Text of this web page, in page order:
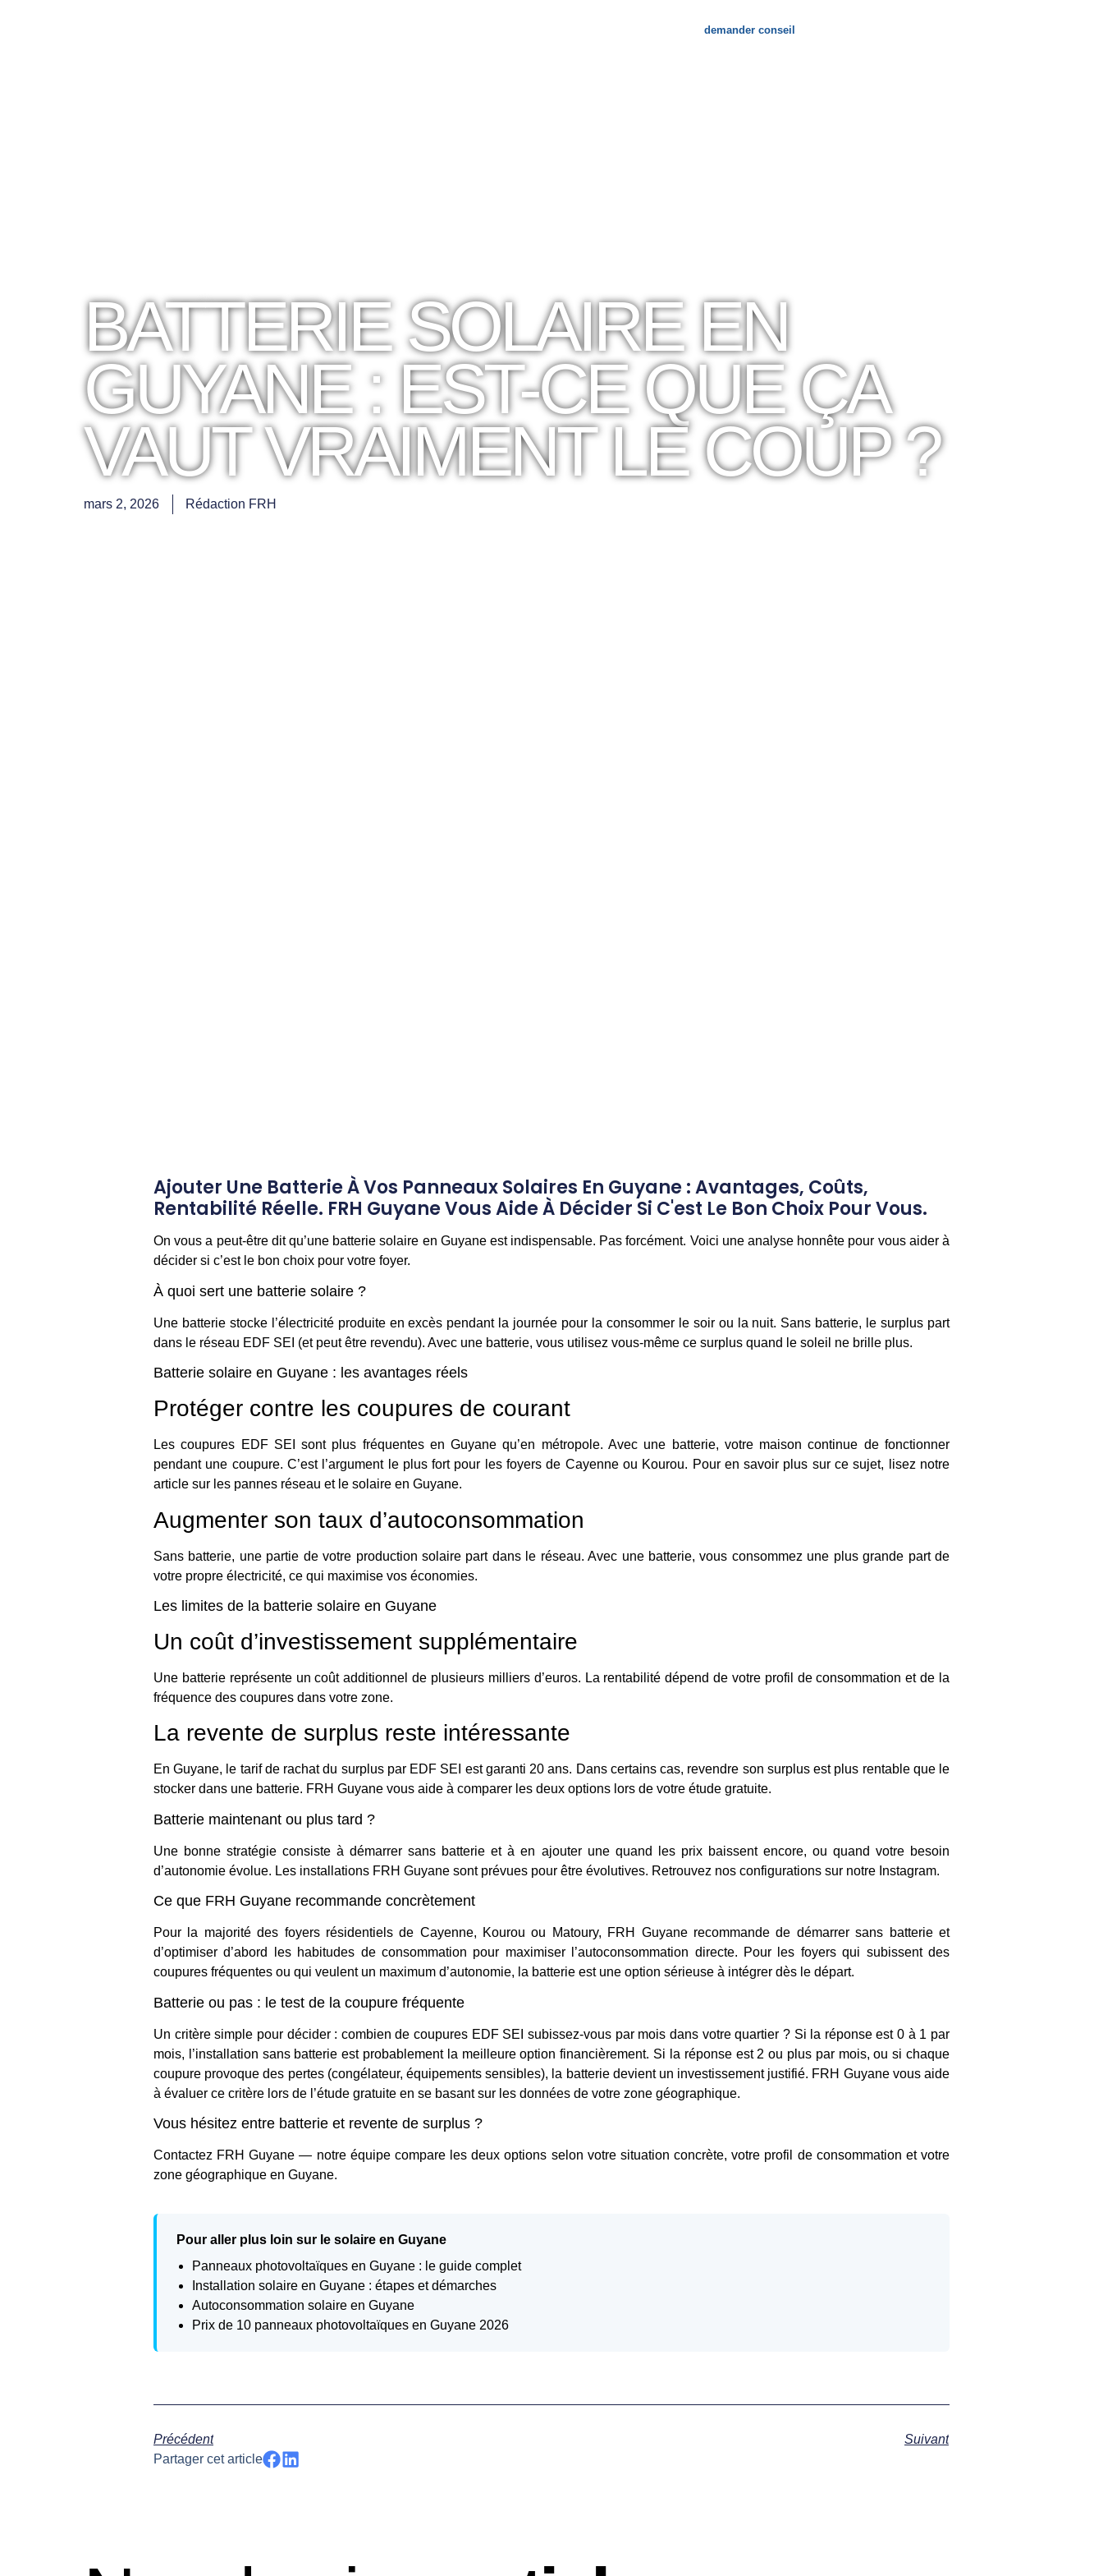
demander conseil
BATTERIE SOLAIRE EN
GUYANE : EST-CE QUE ÇA
VAUT VRAIMENT LE COUP ?
mars 2, 2026 Rédaction FRH
Ajouter Une Batterie À Vos Panneaux Solaires En Guyane : Avantages, Coûts,
Rentabilité Réelle. FRH Guyane Vous Aide À Décider Si C'est Le Bon Choix Pour Vous.
On vous a peut-être dit qu’une batterie solaire en Guyaneest indispensable. Pas forcément. Voici une analyse honnête pour vous aider à
décider si c’est le bon choix pour votre foyer.
À quoi sert une batterie solaire ?
Une batterie stocke l’électricité produite en excès pendant la journée pour la consommer le soir ou la nuit. Sans batterie, le surplus part
dans le réseau EDF SEI (et peut être revendu). Avec une batterie, vous utilisez vous-même ce surplus quand le soleil ne brille plus.
Batterie solaire en Guyane : les avantages réels
Protéger contre les coupures de courant
Les coupures EDF SEI sont plus fréquentes en Guyane qu’en métropole. Avec une batterie, votre maison continue de fonctionner
pendant une coupure. C’est l’argument le plus fort pour les foyers de Cayenne ou Kourou. Pour en savoir plus sur ce sujet, lisez notre
article sur les pannes réseau et le solaire en Guyane.
Augmenter son taux d’autoconsommation
Sans batterie, une partie de votre production solaire part dans le réseau. Avec une batterie, vous consommez une plus grande part de
votre propre électricité, ce qui maximise vos économies.
Les limites de la batterie solaire en Guyane
Un coût d’investissement supplémentaire
Une batterie représente un coût additionnel de plusieurs milliers d’euros. La rentabilité dépend de votre profil de consommation et de la
fréquence des coupures dans votre zone.
La revente de surplus reste intéressante
En Guyane, le tarif de rachat du surplus par EDF SEI est garanti 20 ans. Dans certains cas, revendre son surplus est plus rentable que le
stocker dans une batterie. FRH Guyane vous aide à comparer les deux options lors de votre étude gratuite.
Batterie maintenant ou plus tard ?
Une bonne stratégie consiste à démarrer sans batterie et à en ajouter une quand les prix baissent encore, ou quand votre besoin
d’autonomie évolue. Les installations FRH Guyane sont prévues pour être évolutives. Retrouvez nos configurations sur notre Instagram.
Ce que FRH Guyane recommande concrètement
Pour la majorité des foyers résidentiels de Cayenne, Kourou ou Matoury, FRH Guyane recommande de démarrer sans batterie et
d’optimiser d’abord les habitudes de consommation pour maximiser l’autoconsommation directe. Pour les foyers qui subissent des
coupures fréquentes ou qui veulent un maximum d’autonomie, la batterie est une option sérieuse à intégrer dès le départ.
Batterie ou pas : le test de la coupure fréquente
Un critère simple pour décider : combien de coupures EDF SEI subissez-vous par mois dans votre quartier ? Si la réponse est 0 à 1 par
mois, l’installation sans batterie est probablement la meilleure option financièrement. Si la réponse est 2 ou plus par mois, ou si chaque
coupure provoque des pertes (congélateur, équipements sensibles), la batterie devient un investissement justifié. FRH Guyane vous aide
à évaluer ce critère lors de l’étude gratuite en se basant sur les données de votre zone géographique.
Vous hésitez entre batterie et revente de surplus ?
Contactez FRH Guyane — notre équipe compare les deux options selon votre situation concrète, votre profil de consommation et votre
zone géographique en Guyane.
Pour aller plus loin sur le solaire en Guyane
Panneaux photovoltaïques en Guyane : le guide complet
Installation solaire en Guyane : étapes et démarches
Autoconsommation solaire en Guyane
Prix de 10 panneaux photovoltaïques en Guyane 2026
Précédent
Suivant
Partager cet article